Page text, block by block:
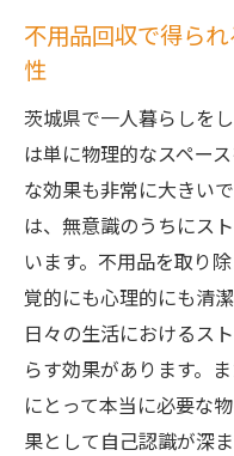
不用品回収で得ら
性
茨城県で一人暮らしを
は単に物理的なスペー
な効果も非常に大きい
は、無意識のうちにス
います。不用品を取り
覚的にも心理的にも清
日々の生活におけるス
らす効果があります。
にとって本当に必要な
果として自己認識が深